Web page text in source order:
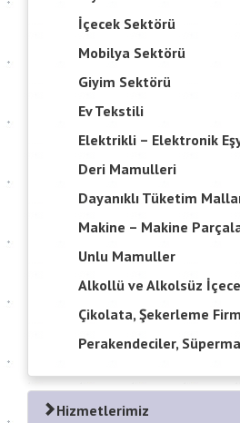
İçecek Sektörü
Mobilya Sektörü
Giyim Sektörü
Ev Tekstili
Elektrikli – Elektronik
Deri Mamulleri
Dayanıklı Tüketim
Makine – Makine
Unlu Mamuller
Alkollü ve Alkolsüz
Çikolata, Şekerleme
Perakendeciler,
Hizmetlerimiz